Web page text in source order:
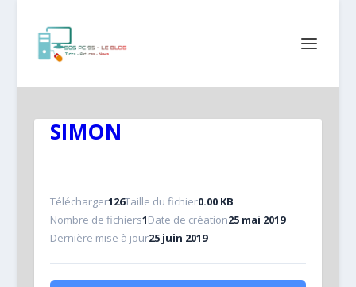
SIMON
Télécharger126Taille du fichier0.00 KB
Nombre de fichiers1Date de création25 mai 2019
Dernière mise à jour25 juin 2019